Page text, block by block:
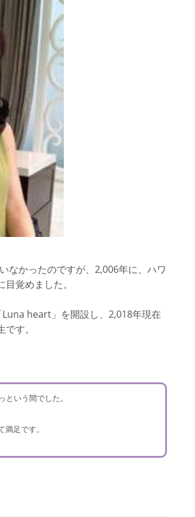
なかったのですが、2,006年に、ハワ
覚めました。
heart」を開設し、2,018年現在
です。
いう間でした。
足です。